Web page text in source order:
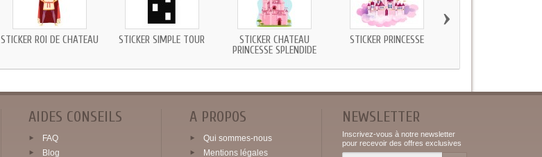
STICKER ROI DE CHATEAU STICKER SIMPLE TOUR
STICKER CHATEAU
PRINCESSE SPLENDIDE
STICKER PRINCESSE
›
AIDES CONSEILS
FAQ
Blog
A PROPOS
Qui sommes-nous
Mentions légales
NEWSLETTER
Inscrivez-vous à notre newsletter
pour recevoir des offres exclusives